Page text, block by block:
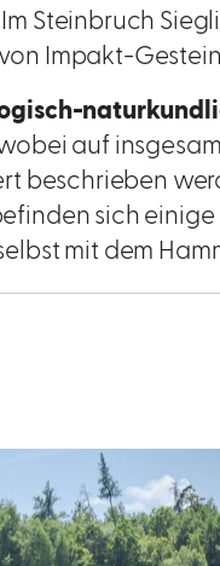
Steinbruch
Impakt-
auf
beschrieben
sich
mit dem